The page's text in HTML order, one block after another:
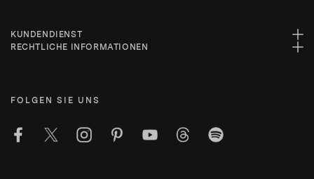
KUNDENDIENST
RECHTLICHE INFORMATIONEN
FOLGEN SIE UNS